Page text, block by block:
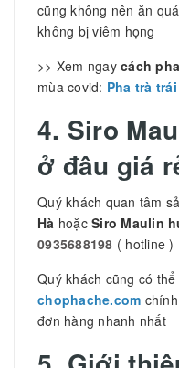
cũng không nên ăn
không bị viêm họng
>> Xem ngay cách
mùa covid: Pha trà
4. Siro
ở đâu giá
Quý khách quan tâm
Hà hoặc Siro Maulin
0935688198 ( hotline )
Quý khách cũng có
chophache.com
đơn hàng nhanh nhất